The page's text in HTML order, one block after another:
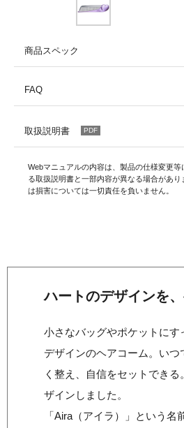
商品スペック
FAQ
取扱説明書 PDF
Webマニュアルの内容は、製品の仕様変更
る取扱説明書と一部内容が異なる場合があ
は損害については一切責任を負いません。
ハートのデザインを
小さなバッグやポケットにす
デザインのヘアコーム。いつ
く整え、自信をセットでき
ザインしました。
「Aira（アイラ）」という